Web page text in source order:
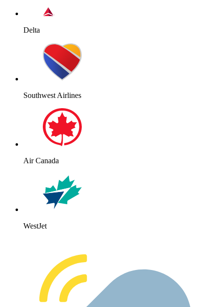
Delta
Southwest Airlines
Air Canada
WestJet